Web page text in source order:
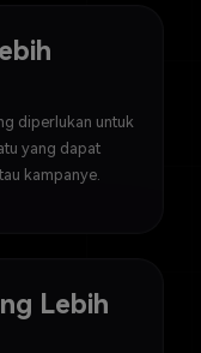
diperlukan untuk
yang dapat
kampanye.
Lebih